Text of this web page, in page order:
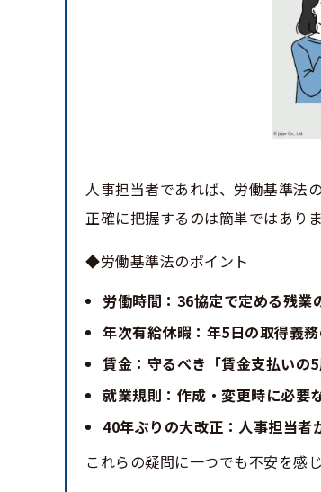
人事担当者であれば、労働基準法
正確に把握するのは簡単ではありま
◆労働基準法のポイント
労働時間：36協定で定める残業
年次有給休暇：年5日の取得義
賃金：守るべき「賃金支払いの
就業規則：作成・変更時に必要
40年ぶりの大改正：人事担当者
これらの疑問に一つでも不安を感じ